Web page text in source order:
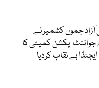
آزاد جموں کشمیر نے
جوائنٹ ایکشن کمیٹی کا
بے نقاب کردیا